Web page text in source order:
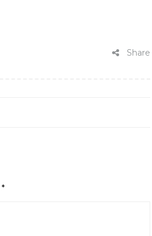
Share
*